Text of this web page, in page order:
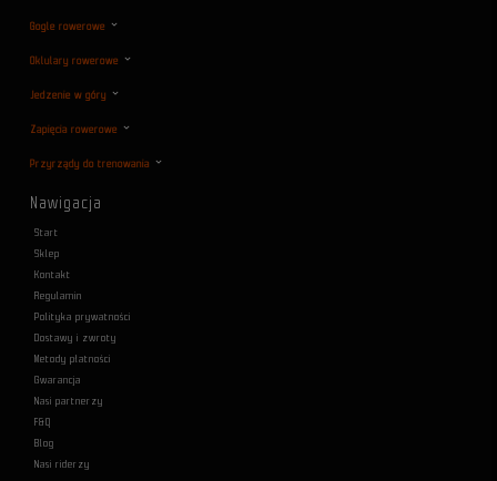
Gogle rowerowe
Oklulary rowerowe
Jedzenie w góry
Zapięcia rowerowe
Przyrządy do trenowania
Nawigacja
Start
Sklep
Kontakt
Regulamin
Polityka prywatności
Dostawy i zwroty
Metody płatności
Gwarancja
Nasi partnerzy
F&Q
Blog
Nasi riderzy